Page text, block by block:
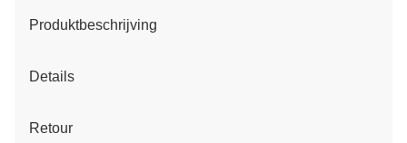
Produktbeschrijving
Details
Retour